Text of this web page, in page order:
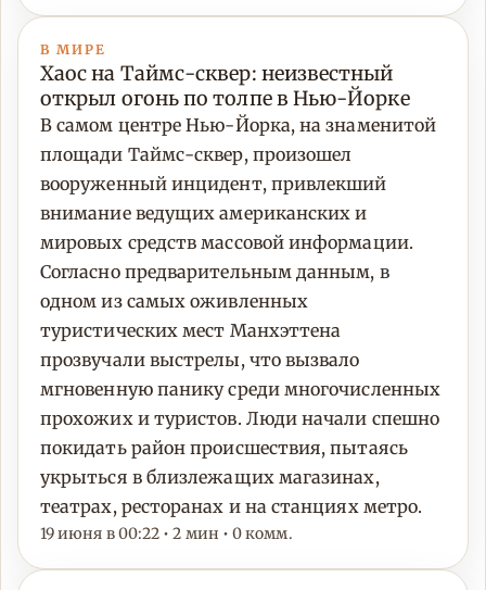
В МИРЕ
Хаос на Таймс-сквер: неизвестный
открыл огонь по толпе в Нью-Йорке
В самом центре Нью-Йорка, на знаменитой
площади Таймс-сквер, произошел
вооруженный инцидент, привлекший
внимание ведущих американских и
мировых средств массовой информации.
Согласно предварительным данным, в
одном из самых оживленных
туристических мест Манхэттена
прозвучали выстрелы, что вызвало
мгновенную панику среди многочисленных
прохожих и туристов. Люди начали спешно
покидать район происшествия, пытаясь
укрыться в близлежащих магазинах,
театрах, ресторанах и на станциях метро.
19 июня в 00:22 • 2 мин • 0 комм.